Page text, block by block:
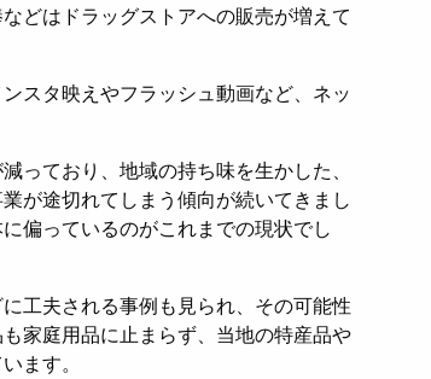
どはドラッグストアへの販売が増えて
スタ映えやフラッシュ動画など、ネッ
っており、地域の持ち味を生かした、
が途切れてしまう傾向が続いてきまし
偏っているのがこれまでの現状でし
工夫される事例も見られ、その可能性
家庭用品に止まらず、当地の特産品や
ます。